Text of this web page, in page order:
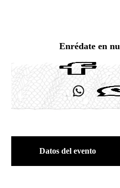
Enrédate en
Datos del evento